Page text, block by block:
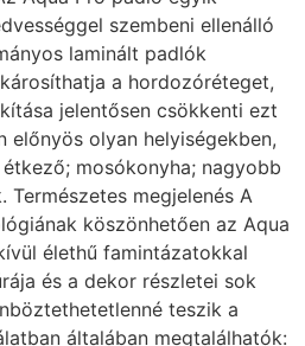
szembeni ellenálló
laminált padlók
a hordozóréteget,
jelentősen csökkenti ezt
előnyös olyan helyiségekben,
mosókonyha; nagyobb
Természetes megjelenés A
köszönhetően az Aqua
élethű famintázatokkal
és a dekor részletei sok
teszik a
általában megtalálhatók: